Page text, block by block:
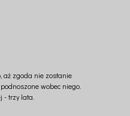
aż zgoda nie zostanie
wobec niego.
trzy lata.